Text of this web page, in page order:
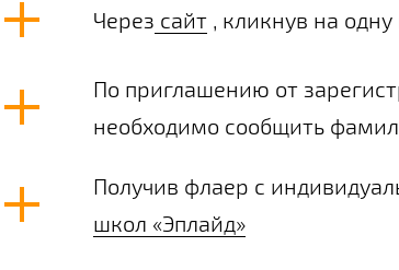
Через сайт , кликнув на
По приглашению от
необходимо сообщить
Получив флаер с
школ «Эплайд»